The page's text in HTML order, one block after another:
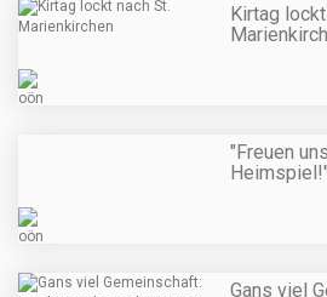
Kirtag lockt
"Freuen
Gans viel